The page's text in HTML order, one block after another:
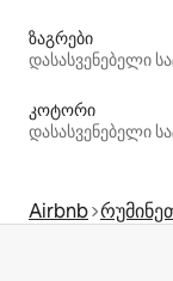
ზაგრები
კოტორი
Airbnb